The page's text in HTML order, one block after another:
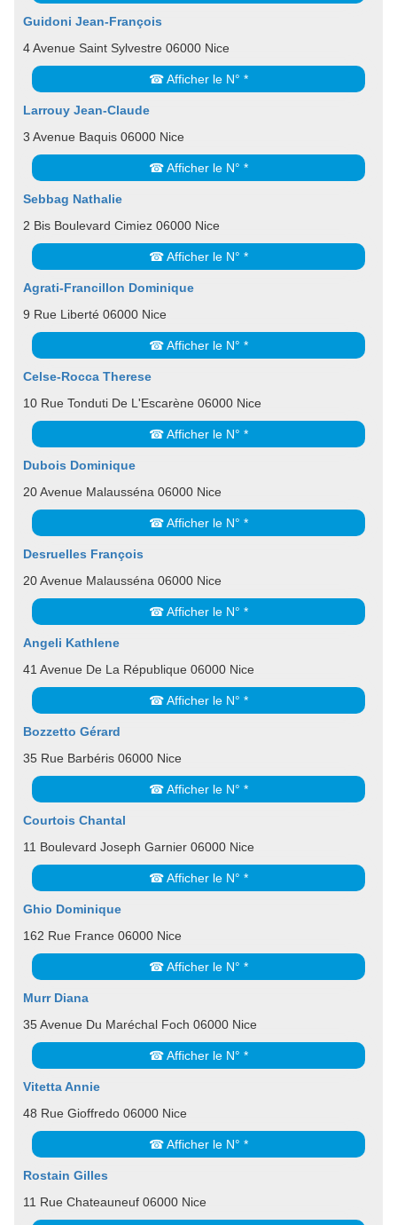
Guidoni Jean-François
4 Avenue Saint Sylvestre 06000 Nice
☎ Afficher le N° *
Larrouy Jean-Claude
3 Avenue Baquis 06000 Nice
☎ Afficher le N° *
Sebbag Nathalie
2 Bis Boulevard Cimiez 06000 Nice
☎ Afficher le N° *
Agrati-Francillon Dominique
9 Rue Liberté 06000 Nice
☎ Afficher le N° *
Celse-Rocca Therese
10 Rue Tonduti De L'Escarène 06000 Nice
☎ Afficher le N° *
Dubois Dominique
20 Avenue Malausséna 06000 Nice
☎ Afficher le N° *
Desruelles François
20 Avenue Malausséna 06000 Nice
☎ Afficher le N° *
Angeli Kathlene
41 Avenue De La République 06000 Nice
☎ Afficher le N° *
Bozzetto Gérard
35 Rue Barbéris 06000 Nice
☎ Afficher le N° *
Courtois Chantal
11 Boulevard Joseph Garnier 06000 Nice
☎ Afficher le N° *
Ghio Dominique
162 Rue France 06000 Nice
☎ Afficher le N° *
Murr Diana
35 Avenue Du Maréchal Foch 06000 Nice
☎ Afficher le N° *
Vitetta Annie
48 Rue Gioffredo 06000 Nice
☎ Afficher le N° *
Rostain Gilles
11 Rue Chateauneuf 06000 Nice